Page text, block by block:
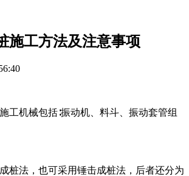
施工方法及注意事项
工机械包括∶振动机、料斗、振动套管组
桩法，也可采用锤击成桩法，后者还分为